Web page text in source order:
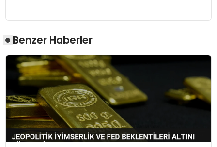
Benzer Haberler